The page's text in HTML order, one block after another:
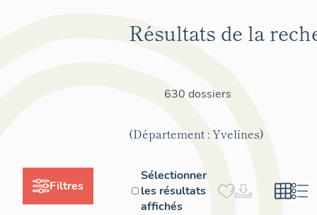
Filtres
Résultats de la
630 dossiers
(Département : Yvelines)
Sélectionner
les résultats
affichés